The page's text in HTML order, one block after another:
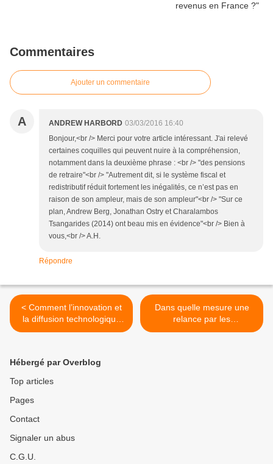
Commentaires
Ajouter un commentaire
A ANDREW HARBORD 03/03/2016 16:40
Bonjour,<br /> Merci pour votre article intéressant. J'ai relevé
certaines coquilles qui peuvent nuire à la compréhension,
notamment dans la deuxième phrase : <br /> "des pensions
de retraire"<br /> "Autrement dit, si le système fiscal et
redistributif réduit fortement les inégalités, ce n’est pas en
raison de son ampleur, mais de son ampleur"<br /> "Sur ce
plan, Andrew Berg, Jonathan Ostry et Charalambos
Tsangarides (2014) ont beau mis en évidence"<br /> Bien à
vous,<br /> A.H.
Répondre
< Comment l’innovation et
la diffusion technologique
contribuent à la persistance
Dans quelle mesure une
relance par les
infrastructures publiques
Hébergé par Overblog
Top articles
Pages
Contact
Signaler un abus
C.G.U.